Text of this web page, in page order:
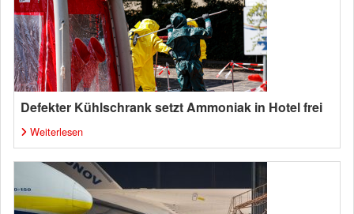
Defekter Kühlschrank setzt Ammoniak in Hotel frei
Weiterlesen